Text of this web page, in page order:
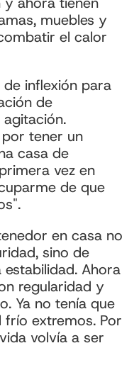
muebles y
el calor
inflexión para
de
tener un
casa de
vez en
de que
en casa no
sino de
Ahora
regularidad y
Ya no tenía que
extremos. Por
volvía a ser